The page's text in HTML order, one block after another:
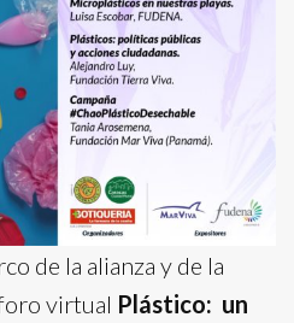
de la alianza y de la
virtual Plástico: un